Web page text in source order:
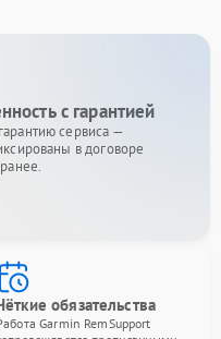
с гарантией
сервиса —
в договоре
обязательства
Garmin RemSupport